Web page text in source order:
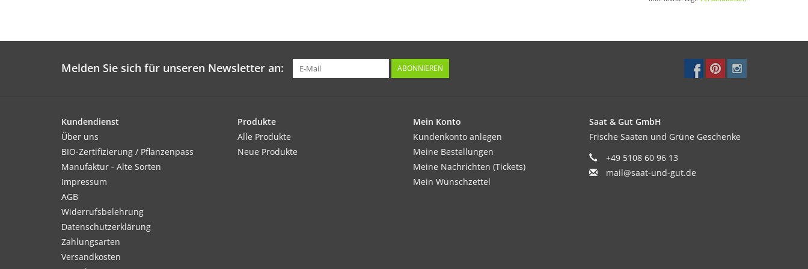
Melden Sie sich für unseren Newsletter an: ABONNIEREN
Kundendienst
Über uns
BIO-Zertifizierung / Pflanzenpass
Manufaktur - Alte Sorten
Impressum
AGB
Widerrufsbelehrung
Datenschutzerklärung
Zahlungsarten
Versandkosten
Produkte
Alle Produkte
Neue Produkte
Mein Konto
Kundenkonto anlegen
Meine Bestellungen
Meine Nachrichten (Tickets)
Mein Wunschzettel
Saat & Gut GmbH
Frische Saaten und Grüne Geschenke
+49 5108 60 96 13
mail@saat-und-gut.de